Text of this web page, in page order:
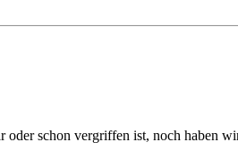
schon vergriffen ist, noch haben